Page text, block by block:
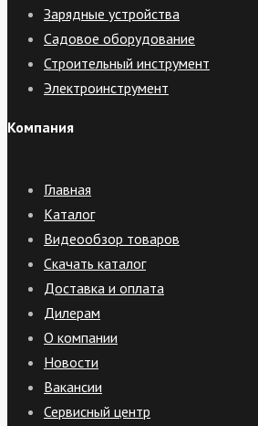
Зарядные устройства
Садовое оборудование
Строительный инструмент
Электроинструмент
Компания
Главная
Каталог
Видеообзор товаров
Скачать каталог
Доставка и оплата
Дилерам
О компании
Новости
Вакансии
Сервисный центр